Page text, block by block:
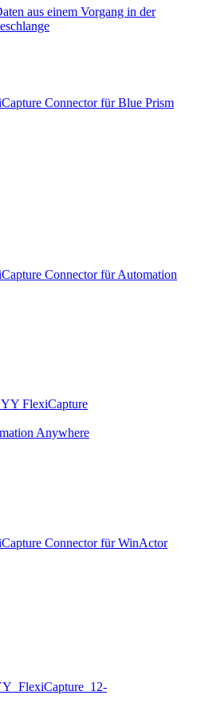
aus einem Vorgang in der
Connector für Blue Prism
Connector für Automation
FlexiCapture
Anywhere
Connector für WinActor